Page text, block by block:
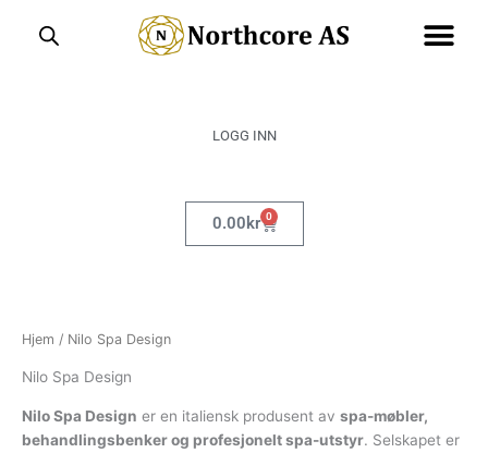
LOGG INN
0.00kr 0
Handlekurv
Hjem / Nilo Spa Design
Nilo Spa Design
Nilo Spa Design er en italiensk produsent av spa-møbler,
behandlingsbenker og profesjonelt spa-utstyr. Selskapet er